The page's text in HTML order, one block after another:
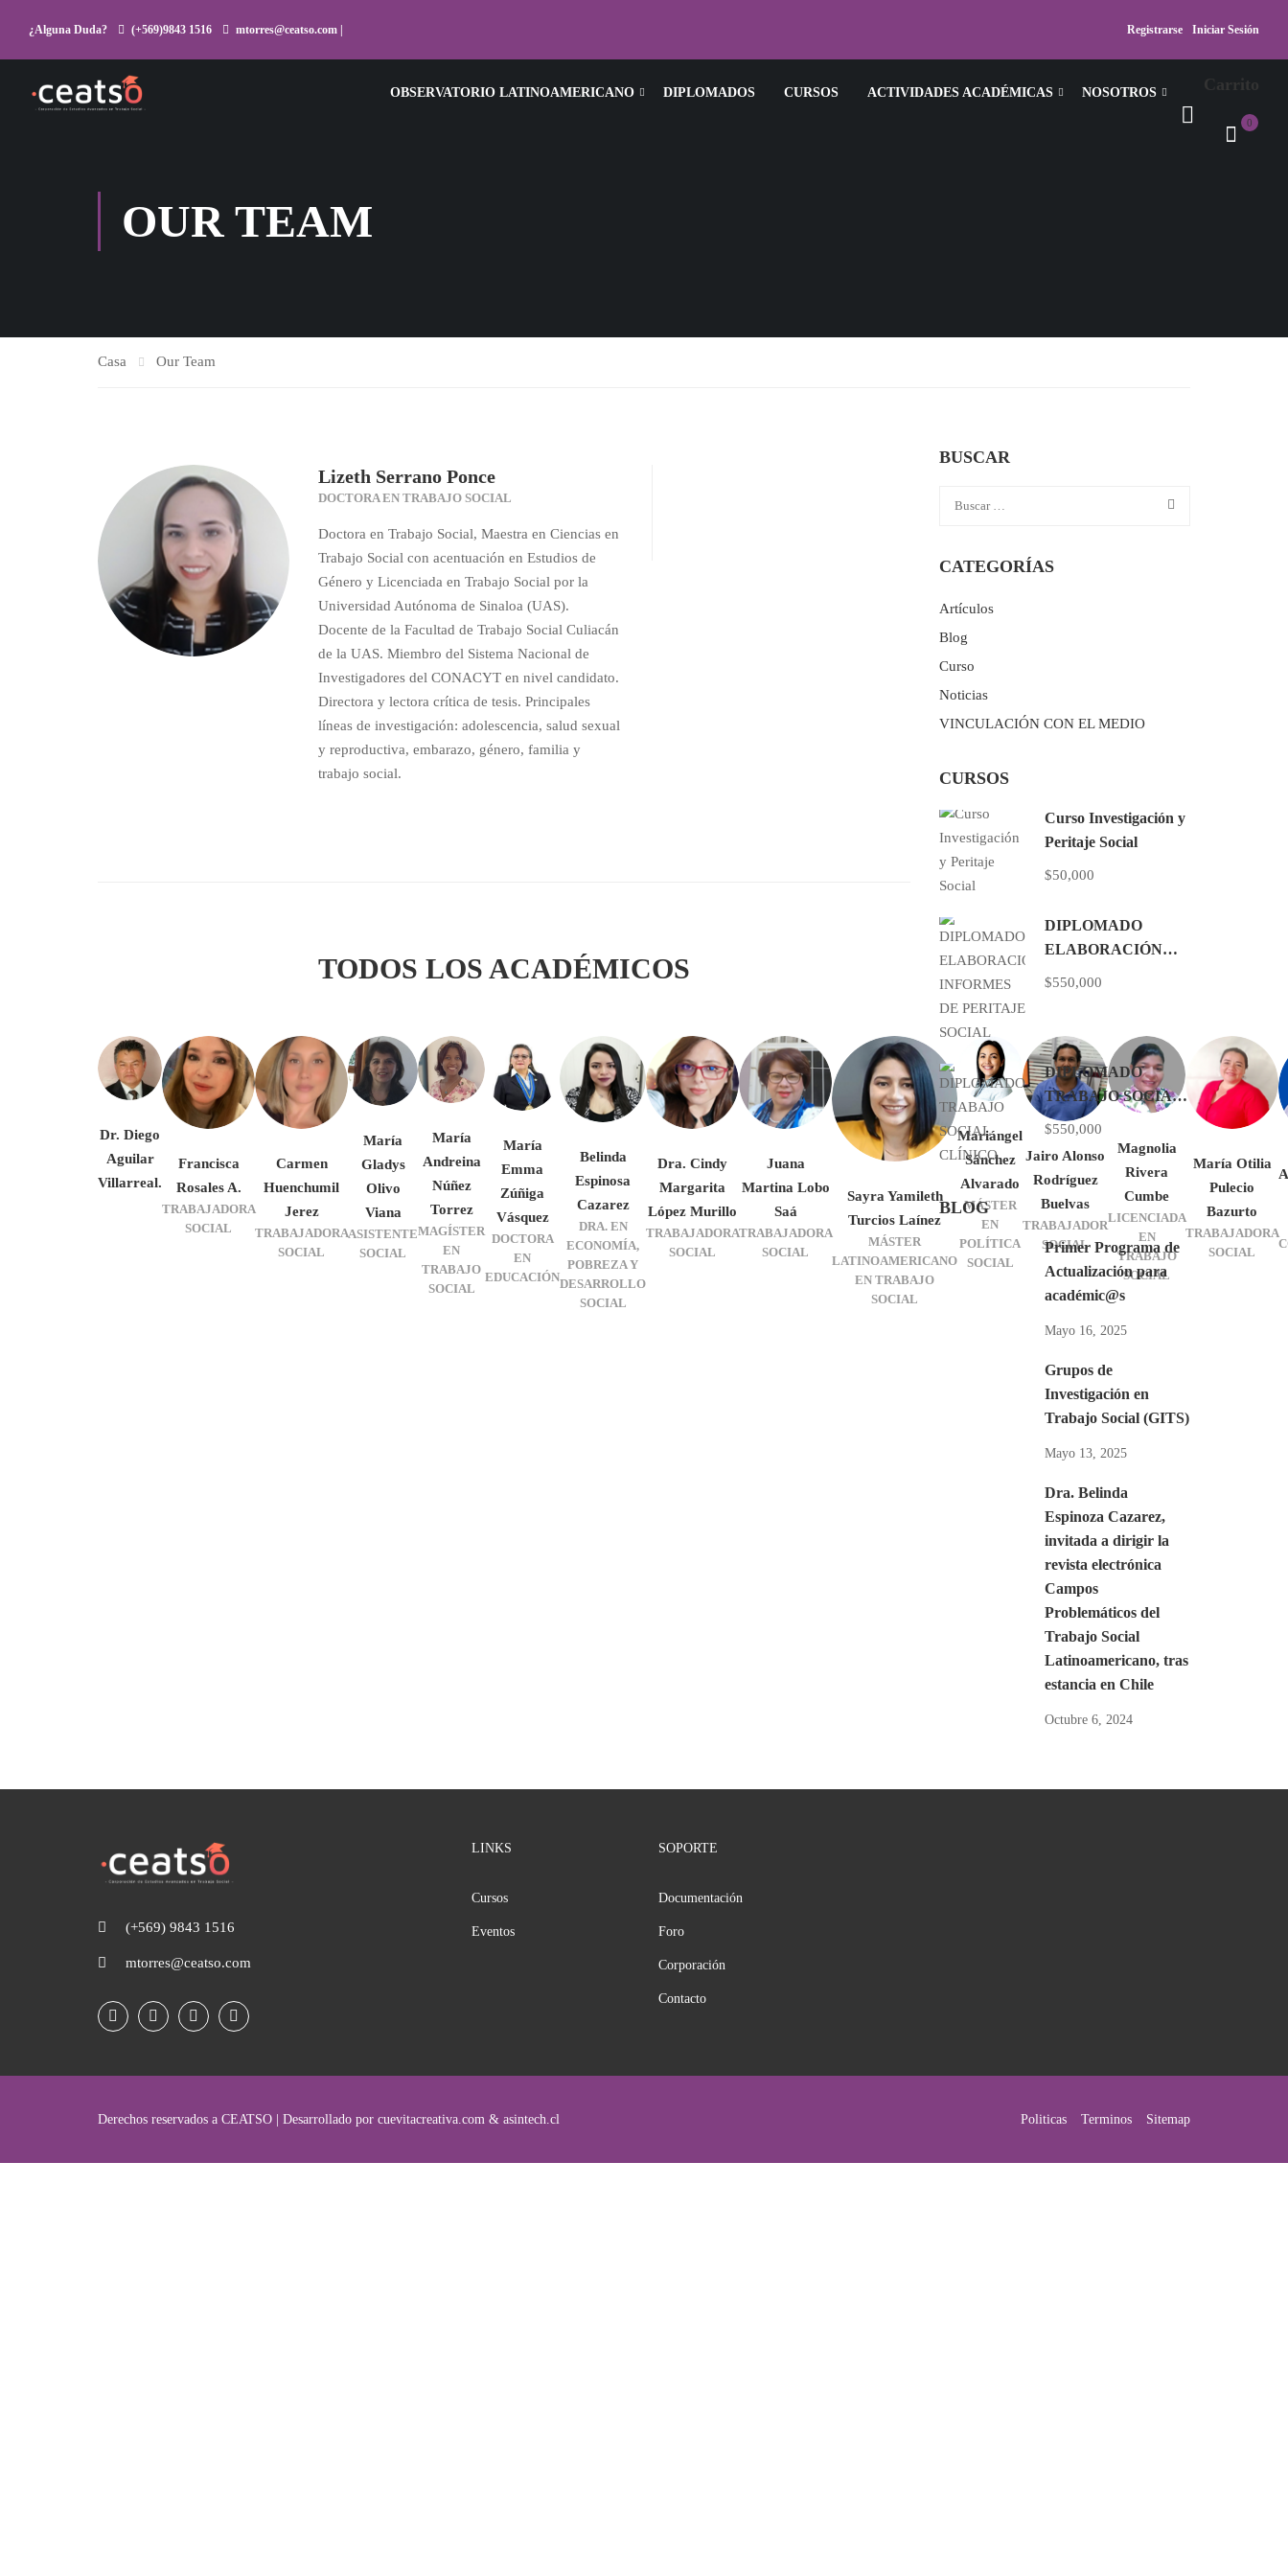
¿Alguna Duda? (+569)9843 1516 mtorres@ceatso.com | Registrarse Iniciar Sesión
OBSERVATORIO LATINOAMERICANO DIPLOMADOS CURSOS ACTIVIDADES ACADÉMICAS NOSOTROS Carrito
0
OUR TEAM
Casa Our Team
Lizeth Serrano Ponce
DOCTORA EN TRABAJO SOCIAL
Doctora en Trabajo Social, Maestra en Ciencias en
Trabajo Social con acentuación en Estudios de
Género y Licenciada en Trabajo Social por la
Universidad Autónoma de Sinaloa (UAS).
Docente de la Facultad de Trabajo Social Culiacán
de la UAS. Miembro del Sistema Nacional de
Investigadores del CONACYT en nivel candidato.
Directora y lectora crítica de tesis. Principales
líneas de investigación: adolescencia, salud sexual
y reproductiva, embarazo, género, familia y
trabajo social.
TODOS LOS ACADÉMICOS
Dr. Diego
Aguilar
Villarreal.
Francisca
Rosales A.
TRABAJADORA
SOCIAL
Carmen
Huenchumil
Jerez
TRABAJADORA
SOCIAL
María
Gladys
Olivo
Viana
ASISTENTE
SOCIAL
María
Andreina
Núñez
Torrez
MAGÍSTER
EN
TRABAJO
SOCIAL
María
Emma
Zúñiga
Vásquez
DOCTORA
EN
EDUCACIÓN
Belinda
Espinosa
Cazarez
DRA. EN
ECONOMÍA,
POBREZA Y
DESARROLLO
SOCIAL
Dra. Cindy
Margarita
López Murillo
TRABAJADORA
SOCIAL
Juana
Martina Lobo
Saá
TRABAJADORA
SOCIAL
Sayra Yamileth
Turcios Laínez
MÁSTER
LATINOAMERICANO
EN TRABAJO
SOCIAL
Mariángel
Sánchez
Alvarado
MÁSTER
EN
POLÍTICA
SOCIAL
Jairo Alonso
Rodríguez
Buelvas
TRABAJADOR
SOCIAL
Magnolia
Rivera
Cumbe
LICENCIADA
EN
TRABAJO
SOCIAL
María Otilia
Pulecio
Bazurto
TRABAJADORA
SOCIAL
BUSCAR
CATEGORÍAS
Artículos
Blog
Curso
Noticias
VINCULACIÓN CON EL MEDIO
CURSOS
Curso Investigación y
Peritaje Social
$50,000
DIPLOMADO
ELABORACIÓN
INFORMES DE
$550,000
DIPLOMADO
TRABAJO SOCIAL
CLÍNICO
$550,000
BLOG
Primer Programa de
Actualización para
académic@s
Mayo 16, 2025
Grupos de
Investigación en
Trabajo Social (GITS)
Mayo 13, 2025
Dra. Belinda
Espinoza Cazarez,
invitada a dirigir la
revista electrónica
Campos
Problemáticos del
Trabajo Social
Latinoamericano, tras
estancia en Chile
Octubre 6, 2024
(+569) 9843 1516
mtorres@ceatso.com
LINKS
Cursos
Eventos
SOPORTE
Documentación
Foro
Corporación
Contacto
Derechos reservados a CEATSO | Desarrollado por cuevitacreativa.com & asintech.cl Politicas Terminos Sitemap